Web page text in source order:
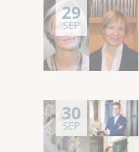
29
SEP
30
SEP